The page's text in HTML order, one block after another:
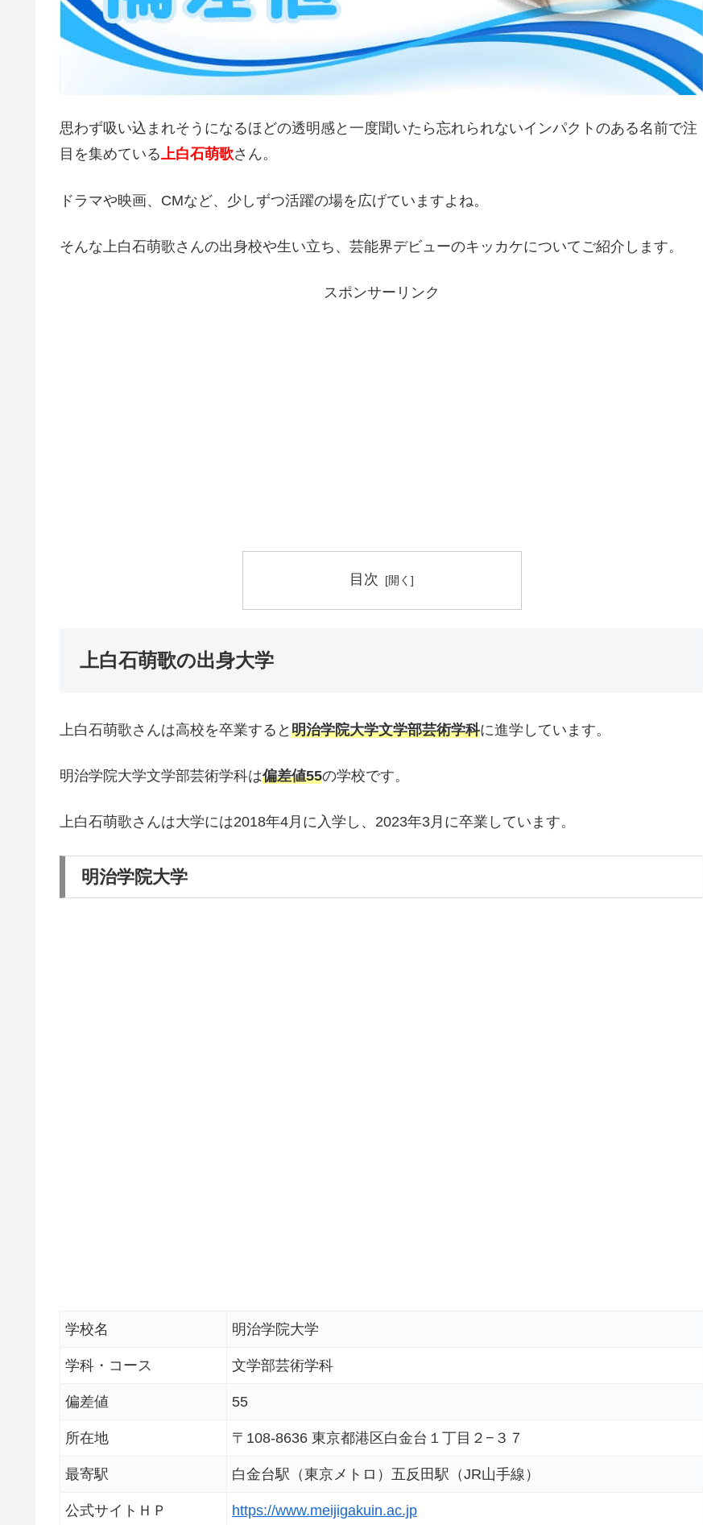
思わず吸い込まれそうになるほどの透明感と一度聞いたら忘れられないインパクトのある名前で注
目を集めている上白石萌歌さん。
ドラマや映画、CMなど、少しずつ活躍の場を広げていますよね。
そんな上白石萌歌さんの出身校や生い立ち、芸能界デビューのキッカケについてご紹介します。
スポンサーリンク
目次
上白石萌歌の出身大学
上白石萌歌さんは高校を卒業すると 明治学院大学文学部芸術学科に進学しています。
明治学院大学文学部芸術学科は偏差値55の学校です。
上白石萌歌さんは大学には2018年4月に入学し、2023年3月に卒業しています。
明治学院大学
学校名 明治学院大学
学科・コース 文学部芸術学科
偏差値 55
所在地 〒108-8636 東京都港区白金台１丁目２−３７
最寄駅 白金台駅（東京メトロ）五反田駅（JR山手線）
公式サイトＨＰ https://www.meijigakuin.ac.jp